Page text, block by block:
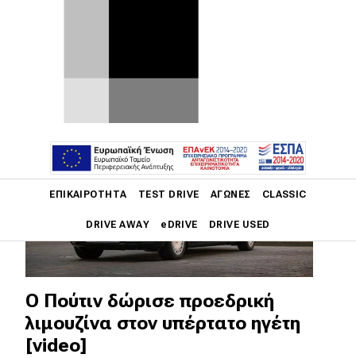
ΕΠΙΚΑΙΡΌΤΗΤΑ TEST DRIVE ΑΓΏΝΕΣ CLASSIC
DRIVE AWAY eDRIVE DRIVE USED
Main navigation
Επικαιρότητα
Νέα μοντέλα
Πρωτότυπα
Ο Πούτιν δώρισε προεδρική
λιμουζίνα στον υπέρτατο ηγέτη
[video]